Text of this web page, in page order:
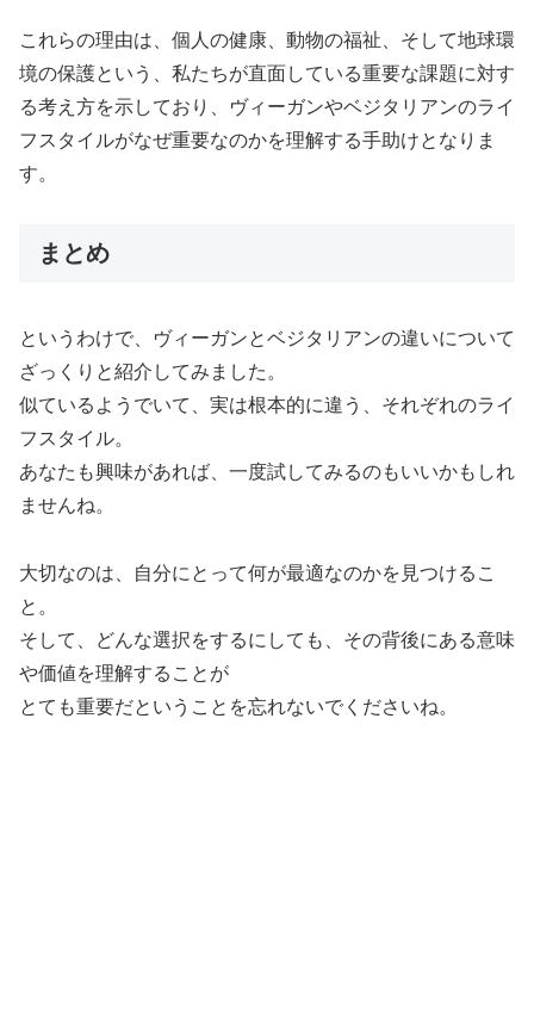
これらの理由は、個人の健康、動物の福祉、そして地球環
境の保護という、私たちが直面している重要な課題に対す
る考え方を示しており、ヴィーガンやベジタリアンのライ
フスタイルがなぜ重要なのかを理解する手助けとなりま
す。
まとめ
というわけで、ヴィーガンとベジタリアンの違いについて
ざっくりと紹介してみました。
似ているようでいて、実は根本的に違う、それぞれのライ
フスタイル。
あなたも興味があれば、一度試してみるのもいいかもしれ
ませんね。
大切なのは、自分にとって何が最適なのかを見つけるこ
と。
そして、どんな選択をするにしても、その背後にある意味
や価値を理解することが
とても重要だということを忘れないでくださいね。